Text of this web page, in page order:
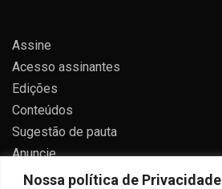
Nossa política de Privacidade
Assine
Acesso assinantes
Edições
Conteúdos
Sugestão de pauta
Anuncie
Contato